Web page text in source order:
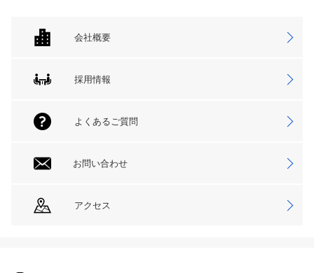
会社概要
採用情報
よくあるご質問
お問い合わせ
アクセス